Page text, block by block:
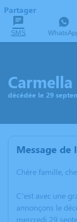
Partager
SMS
Carmella
décédée le 29
Message de
Chère famille,
C’est avec une
annonçons le
mercredi 29